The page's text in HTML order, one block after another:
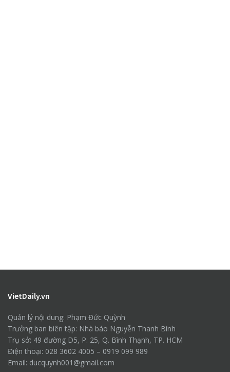
VietDaily.vn
Quản lý nội dung: Phạm Đức Quỳnh
Trưởng ban biên tập: Nhà báo Nguyễn Thanh Bình
Trụ sở: 49 đường D5, P. 25, Q. Bình Thạnh, TP. HCM
Điện thoại: 028 3602 4005 – 0919 099 989
Email: ducquynh001@gmail.com